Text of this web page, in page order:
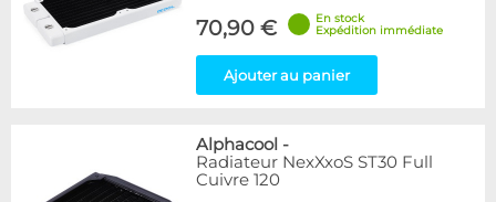
70,90 €
En stock
Expédition immédiate
Ajouter au panier
Alphacool -
Radiateur NexXxoS ST30 Full
Cuivre 120